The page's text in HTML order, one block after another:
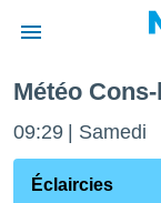
de
Météo
09:29 Samedi
Éclaircies